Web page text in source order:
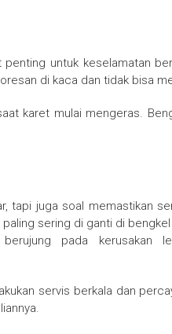
untuk keselamatan
di kaca dan tidak bisa
karet mulai mengeras.
tapi juga soal memastikan
sering di ganti di
pada kerusakan
servis berkala dan